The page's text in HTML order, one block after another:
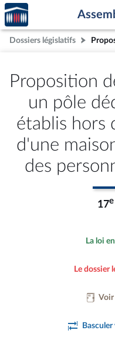
Aller au contenu
Aller en bas de la page
Accèder
à la
page
d'accueil
Dossiers législatifs
Proposition
un pôle
établis hors
d'une
des
17e
La loi
Le dossier
Voir